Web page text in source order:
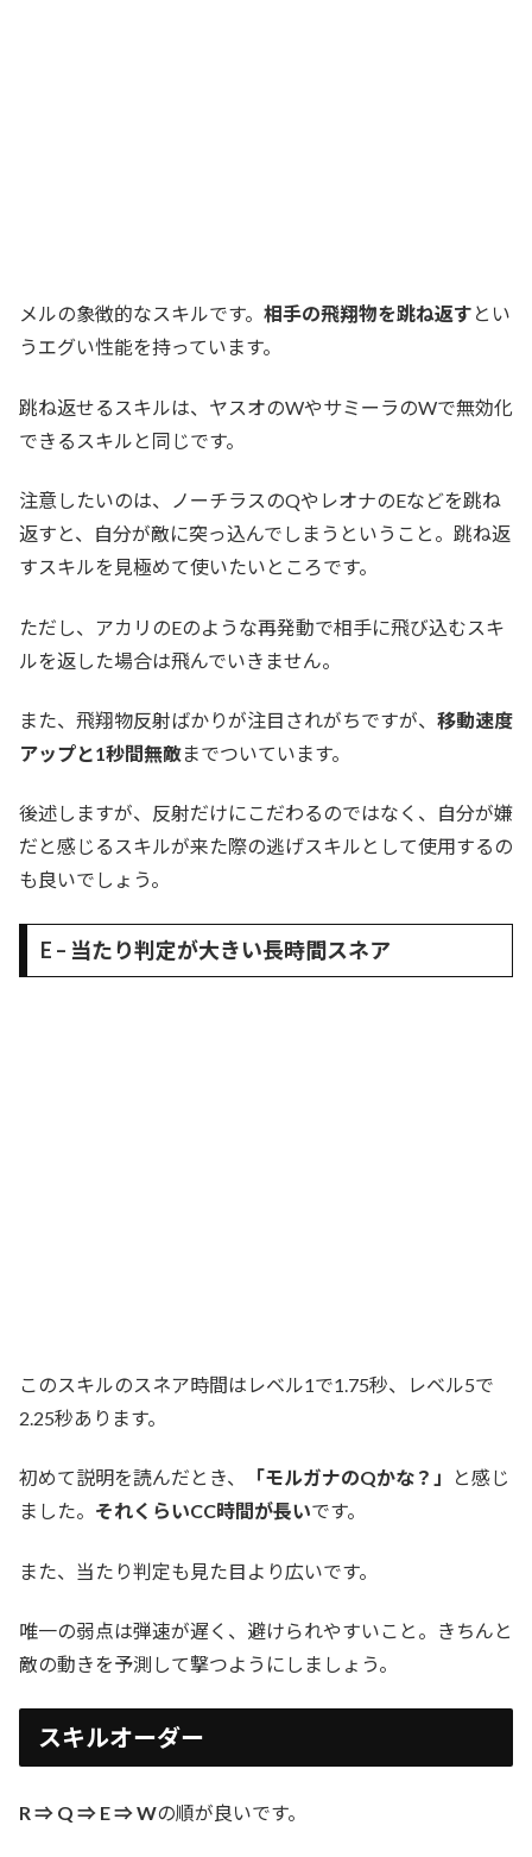
メルの象徴的なスキルです。 相手の飛翔物を跳ね返す とい
うエグい性能を持っています。
跳ね返せるスキルは、ヤスオのWやサミーラのWで無効化
できるスキルと同じです。
注意したいのは、ノーチラスのQやレオナのEなどを跳ね
返すと、自分が敵に突っ込んでしまうということ。跳ね返
すスキルを見極めて使いたいところです。
ただし、アカリのEのような再発動で相手に飛び込むスキ
ルを返した場合は飛んでいきません。
また、飛翔物反射ばかりが注目されがちですが、 移動速度
アップと1秒間無敵までついています。
後述しますが、反射だけにこだわるのではなく、自分が嫌
だと感じるスキルが来た際の逃げスキルとして使用するの
も良いでしょう。
E – 当たり判定が大きい長時間スネア
このスキルのスネア時間はレベル1で1.75秒、レベル5で
2.25秒あります。
初めて説明を読んだとき、 「モルガナのQかな？」
と感じ
ました。 それくらいCC時間が長いです。
また、当たり判定も見た目より広いです。
唯一の弱点は弾速が遅く、避けられやすいこと。きちんと
敵の動きを予測して撃つようにしましょう。
スキルオーダー
R ⇒ Q ⇒ E ⇒ Wの順が良いです。